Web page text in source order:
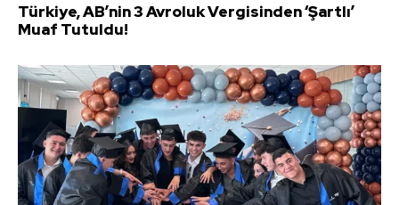
Türkiye, AB’nin 3 Avroluk Vergisinden ‘Şartlı’
Muaf Tutuldu!